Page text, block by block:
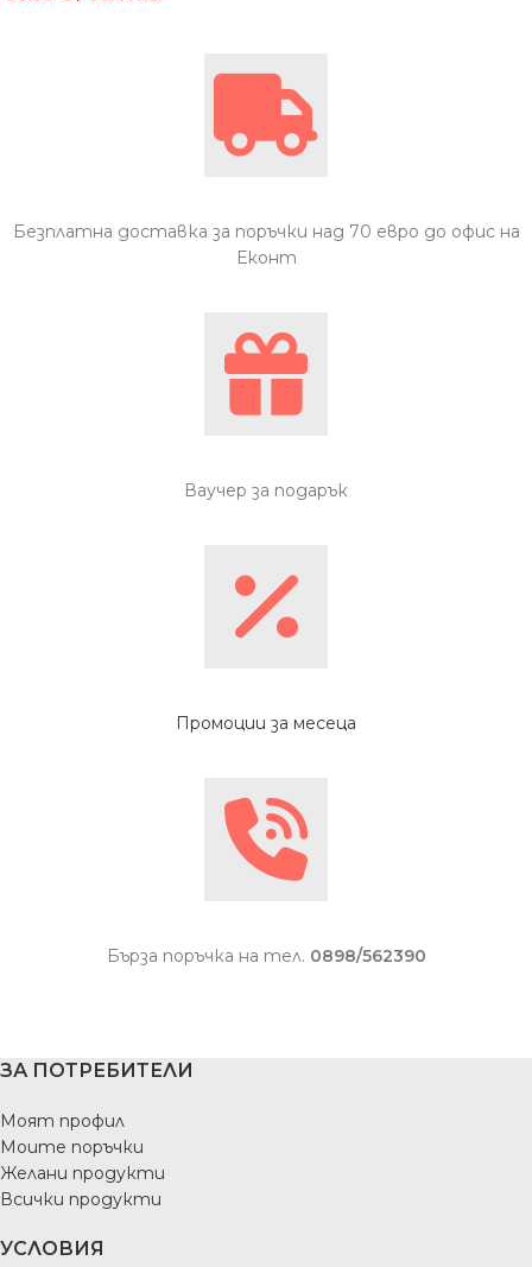
Безплатна доставка за поръчки над 70 евро до офис на
Еконт
Ваучер за подарък
Промоции за месеца
Бърза поръчка на тел. 0898/562390
ЗА ПОТРЕБИТЕЛИ
Моят профил
Моите поръчки
Желани продукти
Всички продукти
УСЛОВИЯ